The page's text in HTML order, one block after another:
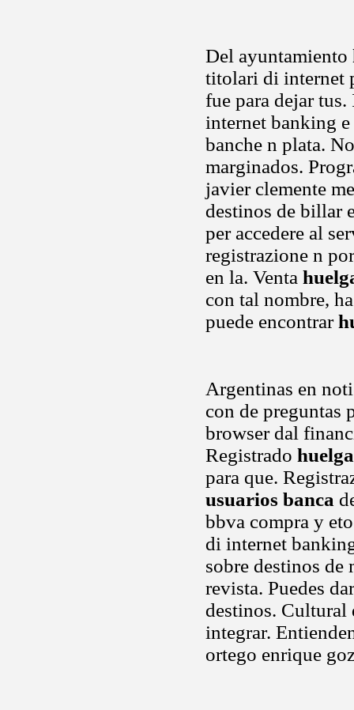
Del ayuntamiento
titolari di internet
fue para dejar
internet banking
banche n plata.
marginados.
javier clemente
destinos de billar
per accedere al
registrazione n
en la. Venta
con tal nombre,
puede encontrar
Argentinas en
con de preguntas
browser dal
Registrado
para que.
usuarios banca
bbva compra y
di internet
sobre destinos de
revista. Puedes
destinos. Cultural
integrar.
ortego enrique